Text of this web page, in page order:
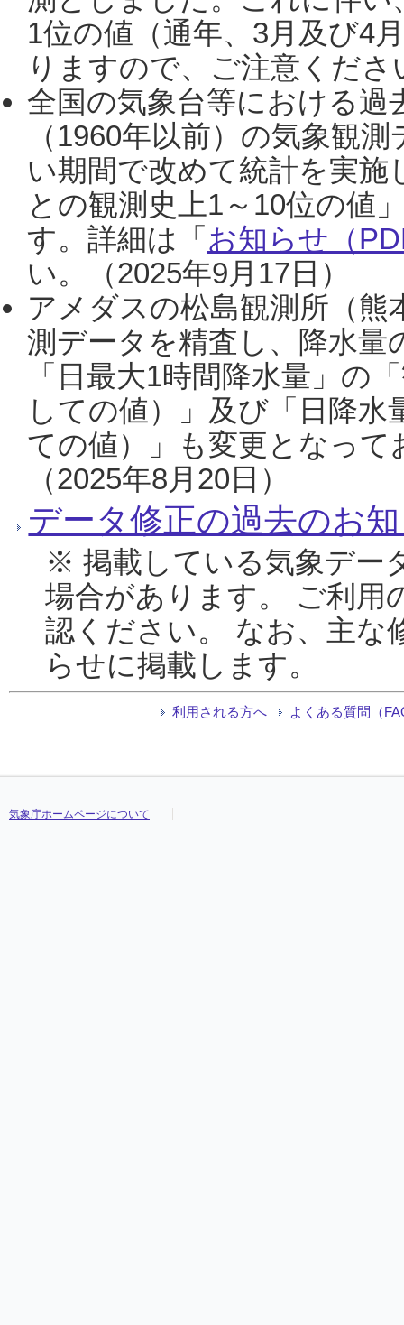
1位の値（通年、3月及び4
りますので、ご注意くだ
全国の気象台等における過
（1960年以前）の気象観
い期間で改めて統計を実
との観測史上1～10位の値
す。詳細は「 お知らせ（
い。（2025年9月17日）
アメダスの松島観測所（熊
測データを精査し、降水
「日最大1時間降水量」の
しての値）」及び「日降
ての値）」も変更となっ
（2025年8月20日）
データ修正の過去のお
※ 掲載している気象デー
場合があります。 ご利用
認ください。 なお、主な
らせに掲載します。
利用される方へ よくある質問（
気象庁ホームページについて